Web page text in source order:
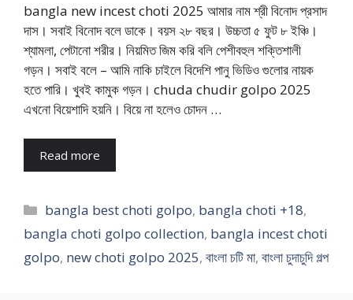
bangla new incest choti 2025 আমার নাম শ্রী বিনোদ প্রসাদ
দাস। সবাই বিনোদ বলে ডাকে। বয়স ২৮ বছর। উচ্চতা ৫ ফুট ৮ ইঞ্চি।
শ্যামলা, পেটানো শরীর। নিয়মিত জিম করি বলি পেশীবহুল শক্তিশালী
গড়ন। সবাই বলে – আমি নাকি চাইলে বিদেশি পানু ভিডিও গুলোর নায়ক
হতে পারি। খুবই কামুক গড়ন। chuda chudir golpo 2025
এখনো বিয়েশাদি হয়নি। বিয়ে না হলেও চোদন …
Read more
Categories
bangla best choti golpo, bangla choti +18,
bangla choti golpo collection, bangla incest choti
golpo, new choti golpo 2025, বাংলা চটি মা, বাংলা চুদাচুদি গল্প